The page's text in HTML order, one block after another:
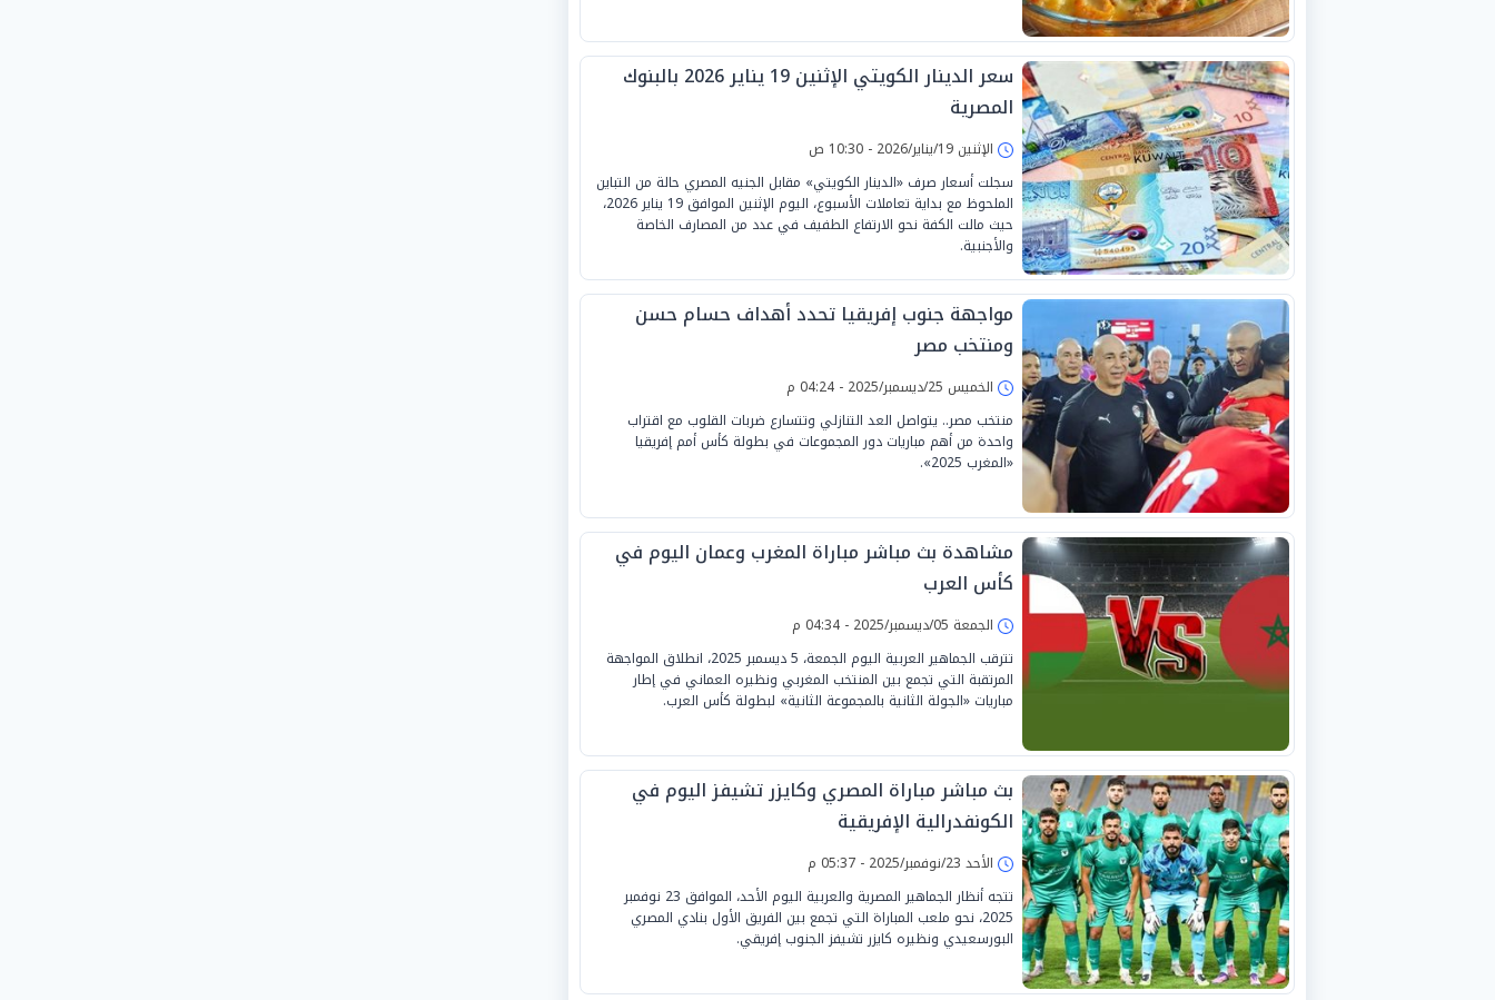
سعر الدينار الكويتي الإثنين 19 يناير 2026 بالبنوك
المصرية
الإثنين 19/يناير/2026 - 10:30 ص
سجلت أسعار صرف «الدينار الكويتي» مقابل الجنيه المصري حالة من التباين
الملحوظ مع بداية تعاملات الأسبوع، اليوم الإثنين الموافق 19 يناير 2026،
حيث مالت الكفة نحو الارتفاع الطفيف في عدد من المصارف الخاصة
والأجنبية.
مواجهة جنوب إفريقيا تحدد أهداف حسام حسن
ومنتخب مصر
الخميس 25/ديسمبر/2025 - 04:24 م
منتخب مصر.. يتواصل العد التنازلي وتتسارع ضربات القلوب مع اقتراب
واحدة من أهم مباريات دور المجموعات في بطولة كأس أمم إفريقيا
«المغرب 2025».
مشاهدة بث مباشر مباراة المغرب وعمان اليوم في
كأس العرب
الجمعة 05/ديسمبر/2025 - 04:34 م
تترقب الجماهير العربية اليوم الجمعة، 5 ديسمبر 2025، انطلاق المواجهة
المرتقبة التي تجمع بين المنتخب المغربي ونظيره العماني في إطار
مباريات «الجولة الثانية بالمجموعة الثانية» لبطولة كأس العرب.
بث مباشر مباراة المصري وكايزر تشيفز اليوم في
الكونفدرالية الإفريقية
الأحد 23/نوفمبر/2025 - 05:37 م
تتجه أنظار الجماهير المصرية والعربية اليوم الأحد، الموافق 23 نوفمبر
2025، نحو ملعب المباراة التي تجمع بين الفريق الأول بنادي المصري
البورسعيدي ونظيره كايزر تشيفز الجنوب إفريقي.